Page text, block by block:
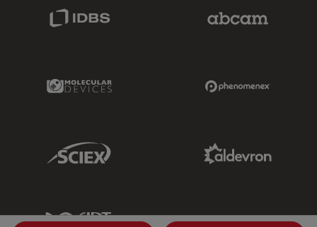
Molecular Devices Link
Sciex Link
IDT Link